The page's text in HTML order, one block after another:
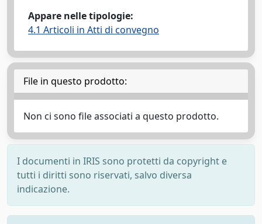
Appare nelle tipologie:
4.1 Articoli in Atti di convegno
File in questo prodotto:
Non ci sono file associati a questo prodotto.
I documenti in IRIS sono protetti da copyright e
tutti i diritti sono riservati, salvo diversa
indicazione.